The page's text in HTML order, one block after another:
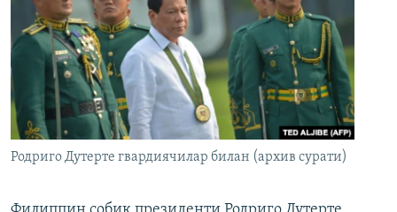
Родриго Дутерте гвардиячилар билан (архив сурати)